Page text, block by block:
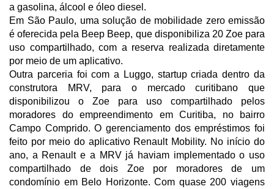
a gasolina, álcool e óleo diesel.
Em São Paulo, uma solução de mobilidade zero emissão
é oferecida pela Beep Beep, que disponibiliza 20 Zoe para
uso compartilhado, com a reserva realizada diretamente
por meio de um aplicativo.
Outra parceria foi com a Luggo, startup criada dentro da
construtora MRV, para o mercado curitibano que
disponibilizou o Zoe para uso compartilhado pelos
moradores do empreendimento em Curitiba, no bairro
Campo Comprido. O gerenciamento dos empréstimos foi
feito por meio do aplicativo Renault Mobility. No início do
ano, a Renault e a MRV já haviam implementado o uso
compartilhado de dois Zoe por moradores de um
condomínio em Belo Horizonte. Com quase 200 viagens